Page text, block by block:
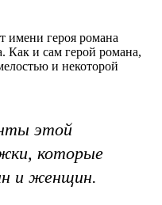
имени героя романа
Как и сам герой романа,
и некоторой
этой
которые
и женщин.